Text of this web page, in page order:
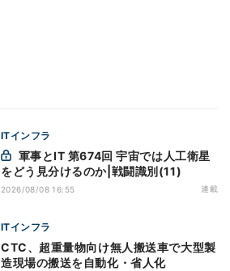
ITインフラ
をどう見分けるのか|戦闘識別(11)
2026/08/08 16:55 連載
ITインフラ
CTC、超重量物向け無人搬送車で大型製
造現場の搬送を自動化・省人化